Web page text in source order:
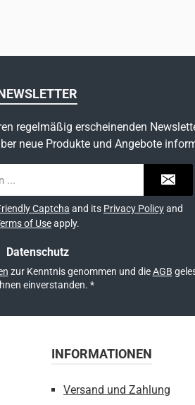
regelmäßig erscheinenden
neue Produkte und Angebote
Captcha and its Privacy Policyand
of Useapply.
Datenschutz
zur Kenntnis genommen und dieAGB
einverstanden. *
INFORMATIONEN
Versand und Zahlung